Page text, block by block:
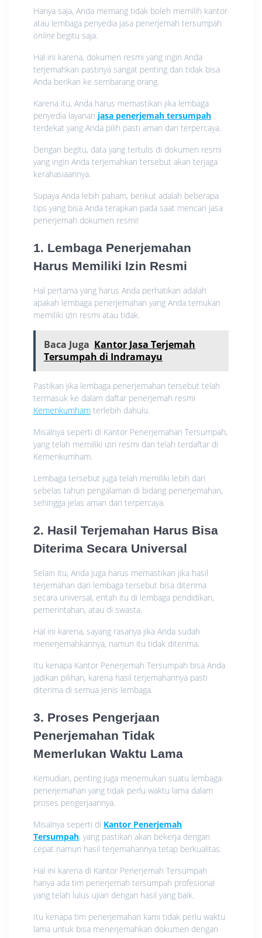
Hanya saja, Anda memang tidak boleh memilih kantor
atau lembaga penyedia jasa penerjemah tersumpah
online begitu saja.
Hal ini karena, dokumen resmi yang ingin Anda
terjemahkan pastinya sangat penting dan tidak bisa
Anda berikan ke sembarang orang.
Karena itu, Anda harus memastikan jika lembaga
penyedia layanan jasa penerjemah tersumpah
terdekat yang Anda pilih pasti aman dan terpercaya.
Dengan begitu, data yang tertulis di dokumen resmi
yang ingin Anda terjemahkan tersebut akan terjaga
kerahasiaannya.
Supaya Anda lebih paham, berikut adalah beberapa
tips yang bisa Anda terapkan pada saat mencari jasa
penerjemah dokumen resmi!
1. Lembaga Penerjemahan
Harus Memiliki Izin Resmi
Hal pertama yang harus Anda perhatikan adalah
apakah lembaga penerjemahan yang Anda temukan
memiliki izin resmi atau tidak.
Baca Juga Kantor Jasa Terjemah
Tersumpah di Indramayu
Pastikan jika lembaga penerjemahan tersebut telah
termasuk ke dalam daftar penerjemah resmi
Kemenkumham terlebih dahulu.
Misalnya seperti di Kantor Penerjemahan Tersumpah,
yang telah memiliki izin resmi dan telah terdaftar di
Kemenkumham.
Lembaga tersebut juga telah memiliki lebih dari
sebelas tahun pengalaman di bidang penerjemahan,
sehingga jelas aman dan terpercaya.
2. Hasil Terjemahan Harus Bisa
Diterima Secara Universal
Selain itu, Anda juga harus memastikan jika hasil
terjemahan dari lembaga tersebut bisa diterima
secara universal, entah itu di lembaga pendidikan,
pemerintahan, atau di swasta.
Hal ini karena, sayang rasanya jika Anda sudah
menerjemahkannya, namun itu tidak diterima.
Itu kenapa Kantor Penerjemah Tersumpah bisa Anda
jadikan pilihan, karena hasil terjemahannya pasti
diterima di semua jenis lembaga.
3. Proses Pengerjaan
Penerjemahan Tidak
Memerlukan Waktu Lama
Kemudian, penting juga menemukan suatu lembaga
penerjemahan yang tidak perlu waktu lama dalam
proses pengerjaannya.
Misalnya seperti di Kantor Penerjemah
Tersumpah, yang pastikan akan bekerja dengan
cepat namun hasil terjemahannya tetap berkualitas.
Hal ini karena di Kantor Penerjemah Tersumpah
hanya ada tim penerjemah tersumpah profesional
yang telah lulus ujian dengan hasil yang baik.
Itu kenapa tim penerjemahan kami tidak perlu waktu
lama untuk bisa menerjemahkan dokumen dengan